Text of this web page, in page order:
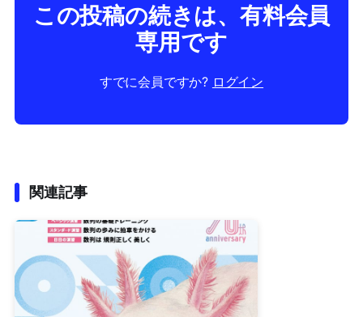
この投稿の続きは、有料会員
専用です
すでに会員ですか? ログイン
関連記事